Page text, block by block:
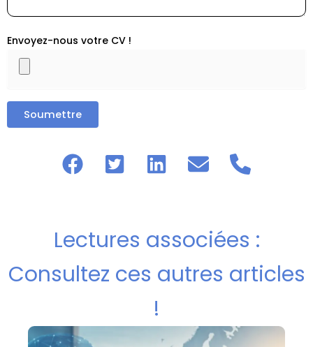
Envoyez-nous votre CV !
Lectures associées :
Consultez ces autres articles
!